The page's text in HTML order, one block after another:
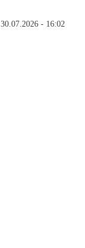
30.07.2026 - 16:02